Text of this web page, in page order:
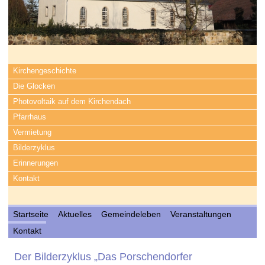
Kirchengeschichte
Die Glocken
Photovoltaik auf dem Kirchendach
Pfarrhaus
Vermietung
Bilderzyklus
Erinnerungen
Kontakt
Startseite Aktuelles Gemeindeleben
Veranstaltungen
Kontakt
Der Bilderzyklus „Das Porschendorfer